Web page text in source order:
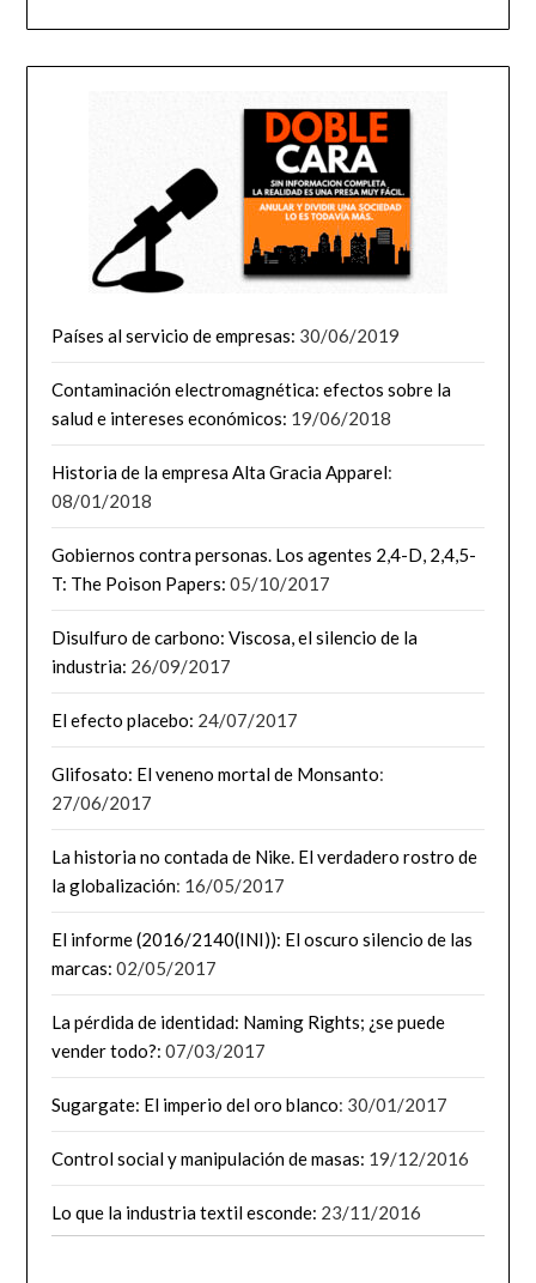
Países al servicio de empresas: 30/06/2019
Contaminación electromagnética: efectos sobre la
salud e intereses económicos: 19/06/2018
Historia de la empresa Alta Gracia Apparel:
08/01/2018
Gobiernos contra personas. Los agentes 2,4-D, 2,4,5-
T: The Poison Papers: 05/10/2017
Disulfuro de carbono: Viscosa, el silencio de la
industria: 26/09/2017
El efecto placebo: 24/07/2017
Glifosato: El veneno mortal de Monsanto:
27/06/2017
La historia no contada de Nike. El verdadero rostro de
la globalización: 16/05/2017
El informe (2016/2140(INI)): El oscuro silencio de las
marcas: 02/05/2017
La pérdida de identidad: Naming Rights; ¿se puede
vender todo?: 07/03/2017
Sugargate: El imperio del oro blanco: 30/01/2017
Control social y manipulación de masas: 19/12/2016
Lo que la industria textil esconde: 23/11/2016